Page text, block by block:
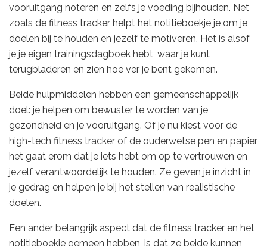
vooruitgang noteren en zelfs je voeding bijhouden. Net
zoals de fitness tracker helpt het notitieboekje je om je
doelen bij te houden en jezelf te motiveren. Het is alsof
je je eigen trainingsdagboek hebt, waar je kunt
terugbladeren en zien hoe ver je bent gekomen.
Beide hulpmiddelen hebben een gemeenschappelijk
doel: je helpen om bewuster te worden van je
gezondheid en je vooruitgang. Of je nu kiest voor de
high-tech fitness tracker of de ouderwetse pen en papier,
het gaat erom dat je iets hebt om op te vertrouwen en
jezelf verantwoordelijk te houden. Ze geven je inzicht in
je gedrag en helpen je bij het stellen van realistische
doelen.
Een ander belangrijk aspect dat de fitness tracker en het
notitieboekje gemeen hebben, is dat ze beide kunnen